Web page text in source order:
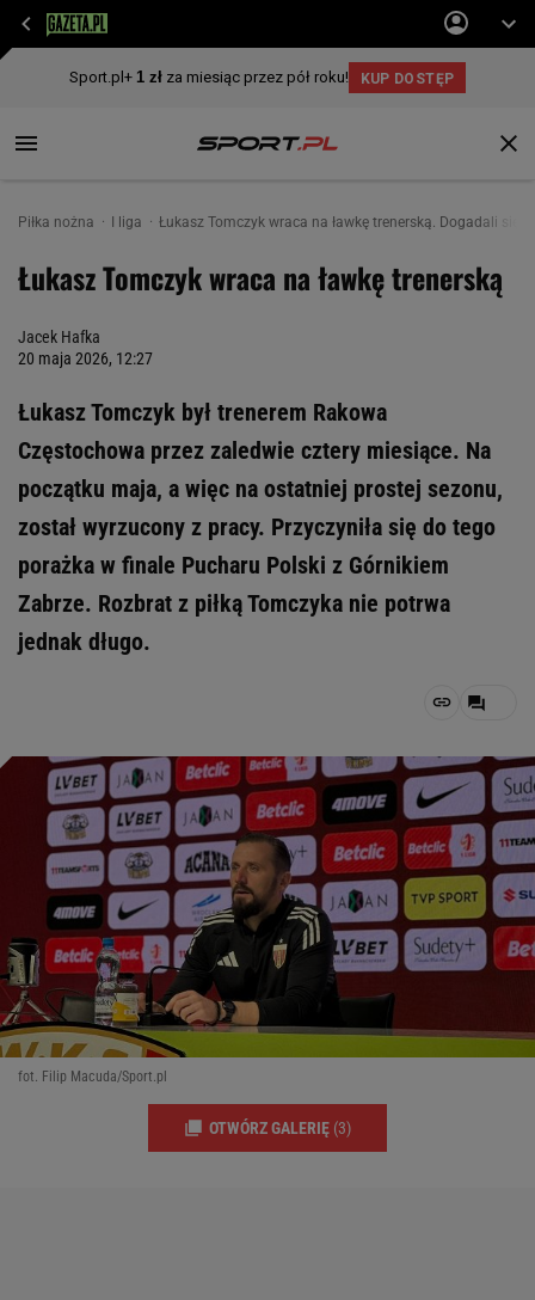
Piłka nożna I liga Łukasz Tomczyk wraca na ławkę trenerską. Dogadali się
Łukasz Tomczyk wraca na ławkę trenerską
Jacek Hafka
20 maja 2026, 12:27
Łukasz Tomczyk był trenerem Rakowa
Częstochowa przez zaledwie cztery miesiące. Na
początku maja, a więc na ostatniej prostej sezonu,
został wyrzucony z pracy. Przyczyniła się do tego
porażka w finale Pucharu Polski z Górnikiem
Zabrze. Rozbrat z piłką Tomczyka nie potrwa
jednak długo.
fot. Filip Macuda/Sport.pl
OTWÓRZ GALERIĘ (3)